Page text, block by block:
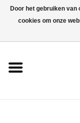
Door het gebruiken van
cookies om onze